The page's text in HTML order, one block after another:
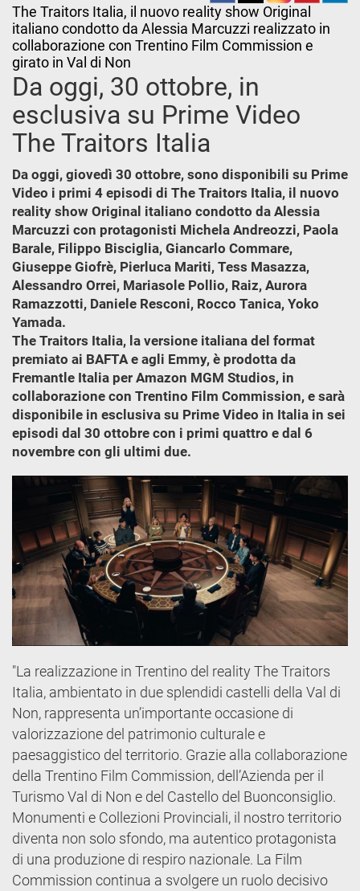
The Traitors Italia, il nuovo reality show Original
italiano condotto da Alessia Marcuzzi realizzato in
collaborazione con Trentino Film Commission e
girato in Val di Non
Da oggi, 30 ottobre, in
esclusiva su Prime Video
The Traitors Italia
Da oggi, giovedì 30 ottobre, sono disponibili su Prime
Video i primi 4 episodi di The Traitors Italia, il nuovo
reality show Original italiano condotto da Alessia
Marcuzzi con protagonisti Michela Andreozzi, Paola
Barale, Filippo Bisciglia, Giancarlo Commare,
Giuseppe Giofrè, Pierluca Mariti, Tess Masazza,
Alessandro Orrei, Mariasole Pollio, Raiz, Aurora
Ramazzotti, Daniele Resconi, Rocco Tanica, Yoko
Yamada.
The Traitors Italia, la versione italiana del format
premiato ai BAFTA e agli Emmy, è prodotta da
Fremantle Italia per Amazon MGM Studios, in
collaborazione con Trentino Film Commission, e sarà
disponibile in esclusiva su Prime Video in Italia in sei
episodi dal 30 ottobre con i primi quattro e dal 6
novembre con gli ultimi due.
"La realizzazione in Trentino del reality The Traitors
Italia, ambientato in due splendidi castelli della Val di
Non, rappresenta un’importante occasione di
valorizzazione del patrimonio culturale e
paesaggistico del territorio. Grazie alla collaborazione
della Trentino Film Commission, dell’Azienda per il
Turismo Val di Non e del Castello del Buonconsiglio.
Monumenti e Collezioni Provinciali, il nostro territorio
diventa non solo sfondo, ma autentico protagonista
di una produzione di respiro nazionale. La Film
Commission continua a svolgere un ruolo decisivo